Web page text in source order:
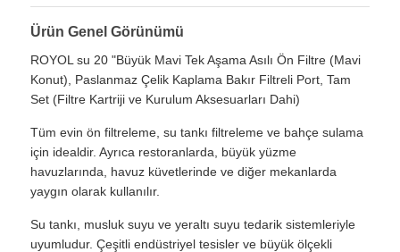
Haberler
RO Sistemleri
Su filtresi muhafazası
Su Filtresi Kartuşu
Ürün Genel Görünümü
ROYOL su 20 "Büyük Mavi Tek Aşama Asılı Ön Filtre (Mavi
Konut), Paslanmaz Çelik Kaplama Bakır Filtreli Port, Tam
Set (Filtre Kartriji ve Kurulum Aksesuarları Dahi)
Tüm evin ön filtreleme, su tankı filtreleme ve bahçe sulama
için idealdir. Ayrıca restoranlarda, büyük yüzme
havuzlarında, havuz küvetlerinde ve diğer mekanlarda
yaygın olarak kullanılır.
Su tankı, musluk suyu ve yeraltı suyu tedarik sistemleriyle
uyumludur. Çeşitli endüstriyel tesisler ve büyük ölçekli